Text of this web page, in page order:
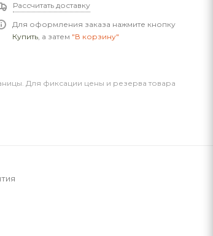
Рассчитать доставку
Для оформления заказа нажмите кнопку
Купить, а затем "В корзину"
Для фиксации цены и резерва товара